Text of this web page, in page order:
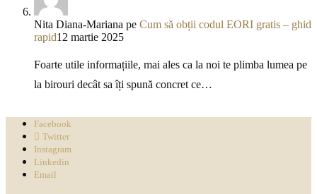
Nita Diana-Mariana pe Cum să obții codul EORI gratis – ghid
rapid12 martie 2025
Foarte utile informațiile, mai ales ca la noi te plimba lumea pe
la birouri decât sa îți spună concret ce…
Facebook
Twitter
Instagram
Linkedin
Email